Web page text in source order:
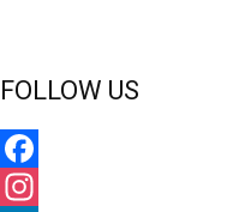
FOLLOW US
Facebook